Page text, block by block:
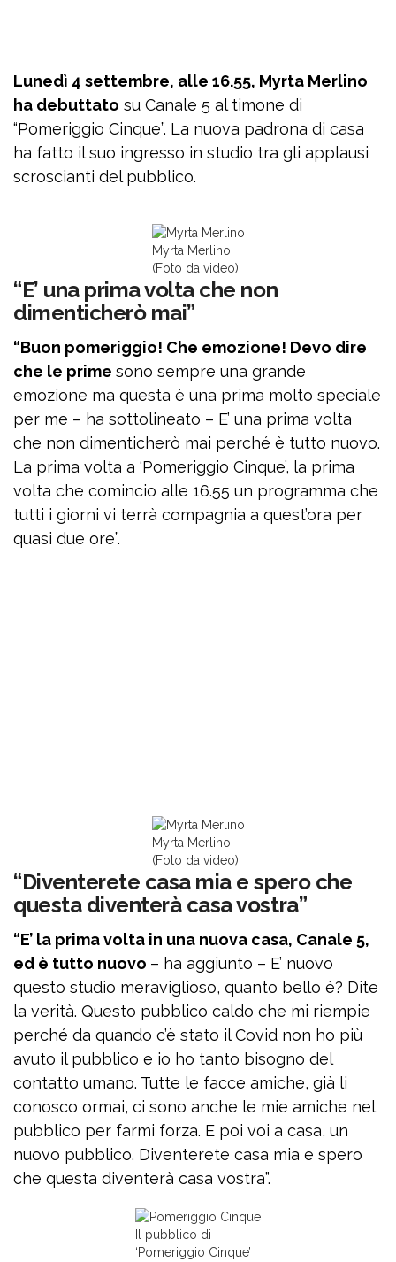
Lunedì 4 settembre, alle 16.55, Myrta Merlino
ha debuttato su Canale 5 al timone di
“Pomeriggio Cinque”. La nuova padrona di casa
ha fatto il suo ingresso in studio tra gli applausi
scroscianti del pubblico.
Myrta Merlino
(Foto da video)
“E’ una prima volta che non
dimenticherò mai”
“Buon pomeriggio! Che emozione! Devo dire
che le prime sono sempre una grande
emozione ma questa è una prima molto speciale
per me – ha sottolineato – E’ una prima volta
che non dimenticherò mai perché è tutto nuovo.
La prima volta a ‘Pomeriggio Cinque’, la prima
volta che comincio alle 16.55 un programma che
tutti i giorni vi terrà compagnia a quest’ora per
quasi due ore”.
Myrta Merlino
(Foto da video)
“Diventerete casa mia e spero che
questa diventerà casa vostra”
“E’ la prima volta in una nuova casa, Canale 5,
ed è tutto nuovo – ha aggiunto – E’ nuovo
questo studio meraviglioso, quanto bello è? Dite
la verità. Questo pubblico caldo che mi riempie
perché da quando c’è stato il Covid non ho più
avuto il pubblico e io ho tanto bisogno del
contatto umano. Tutte le facce amiche, già li
conosco ormai, ci sono anche le mie amiche nel
pubblico per farmi forza. E poi voi a casa, un
nuovo pubblico. Diventerete casa mia e spero
che questa diventerà casa vostra”.
Il pubblico di
‘Pomeriggio Cinque’